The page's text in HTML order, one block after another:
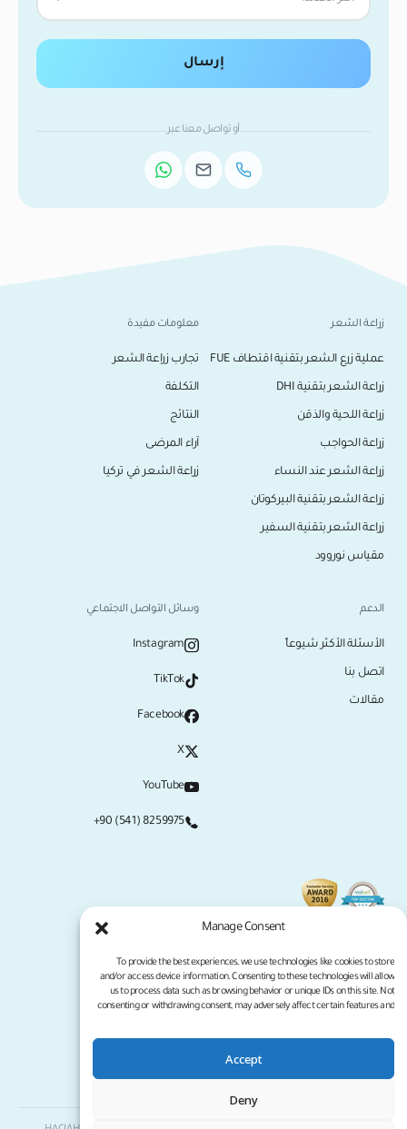
Manage Consent
To provide the best experiences, we use technologies like cookies to store
and/or access device information. Consenting to these technologies will allow
us to process data such as browsing behavior or unique IDs on this site. Not
consenting or withdrawing consent, may adversely affect certain features and
Accept
Deny
إرسال
أو تواصل معنا عبر
زراعة الشعر
عملية زرع الشعر بتقنية اقتطاف FUE
زراعة الشعر بتقنية DHI
زراعة اللحية والذقن
زراعة الحواجب
زراعة الشعر عند النساء
زراعة الشعر بتقنية البيركوتان
زراعة الشعر بتقنية السفير
مقياس نوروود
معلومات مفيدة
تجارب زراعة الشعر
التكلفة
النتائج
آراء المرضى
زراعة الشعر في تركيا
الدعم
الأسئلة الأكثر شيوعاً
اتصل بنا
مقالات
وسائل التواصل الاجتماعي
Instagram
TikTok
Facebook
X
YouTube
+90 (541) 8259975
سياسة الخصوصية